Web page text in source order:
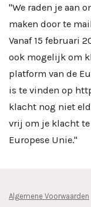
"We raden je aan
maken door te
Vanaf 15 februari
ook mogelijk om
platform van de
is te vinden op
klacht nog niet
vrij om je klacht
Europese Unie."
Algemene Voorwaarden